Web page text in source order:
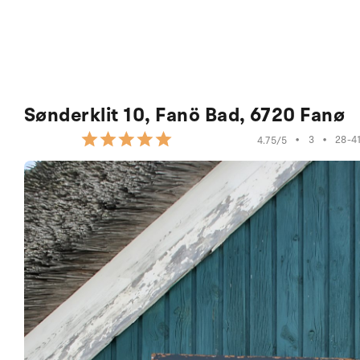
Sønderklit 10, Fanö Bad, 6720 Fanø
4.75/5 • 3 • 28-